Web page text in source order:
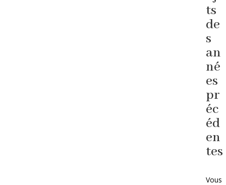
ts
de
s
an
né
es
pr
éc
éd
en
tes
Vous